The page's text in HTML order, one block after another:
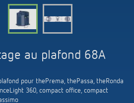
présence et de mouvement
variation fiables des LED
les capteurs de CO2
presse
le monde
au plafond 68A
pour thePrema, thePassa, theRonda
360, compact office, compact